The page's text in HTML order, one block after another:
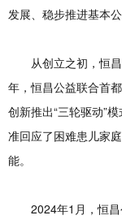
发展、稳步推进基本
从创立之初，恒
年，恒昌公益联合首
创新推出“三轮驱动”
准回应了困难患儿家
能。
2024年1月，恒